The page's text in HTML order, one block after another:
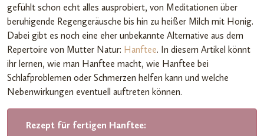
gefühlt schon echt alles ausprobiert, von Meditationen über
beruhigende Regengeräusche bis hin zu heißer Milch mit Honig.
Dabei gibt es noch eine eher unbekannte Alternative aus dem
Repertoire von Mutter Natur: Hanftee. In diesem Artikel könnt
ihr lernen, wie man Hanftee macht, wie Hanftee bei
Schlafproblemen oder Schmerzen helfen kann und welche
Nebenwirkungen eventuell auftreten können.
Rezept für fertigen Hanftee: